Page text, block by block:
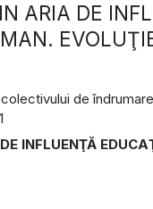
ARIA DE
de
INFLUENŢĂ